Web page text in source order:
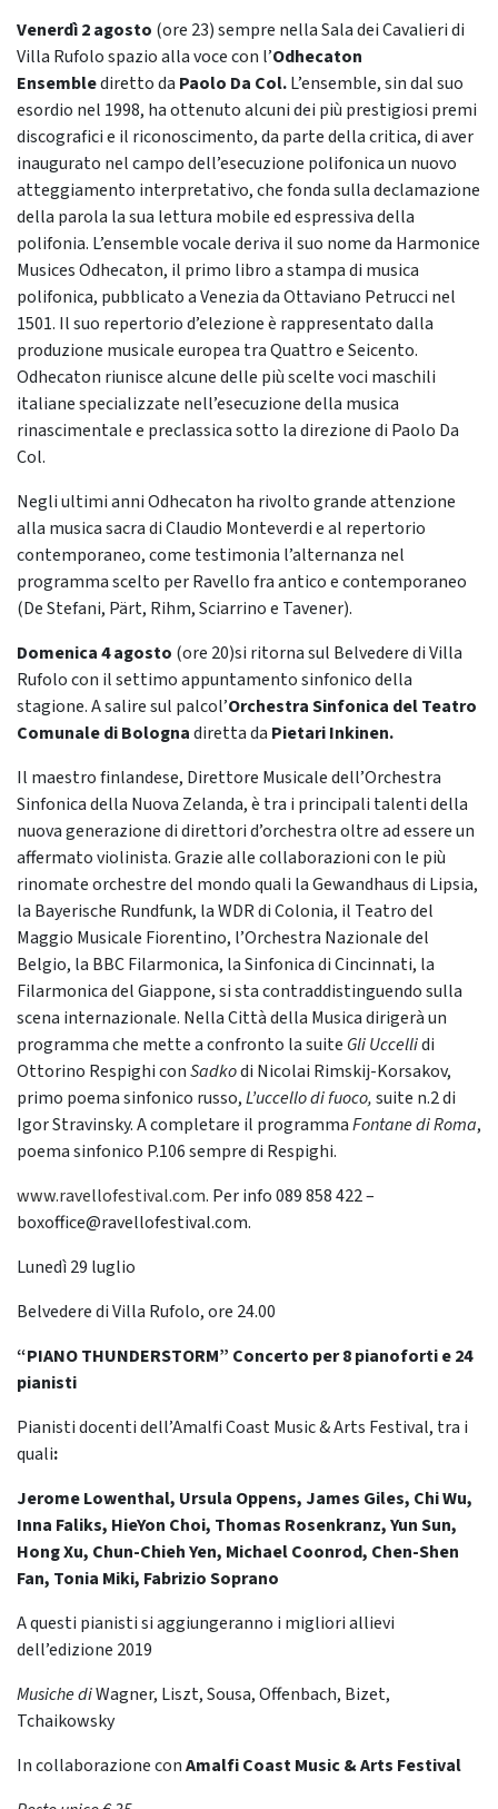
Venerdì 2 agosto (ore 23) sempre nella Sala dei Cavalieri di
Villa Rufolo spazio alla voce con l’Odhecaton
Ensemblediretto da Paolo Da Col.L’ensemble, sin dal suo
esordio nel 1998, ha ottenuto alcuni dei più prestigiosi premi
discografici e il riconoscimento, da parte della critica, di aver
inaugurato nel campo dell’esecuzione polifonica un nuovo
atteggiamento interpretativo, che fonda sulla declamazione
della parola la sua lettura mobile ed espressiva della
polifonia. L’ensemble vocale deriva il suo nome da Harmonice
Musices Odhecaton, il primo libro a stampa di musica
polifonica, pubblicato a Venezia da Ottaviano Petrucci nel
1501. Il suo repertorio d’elezione è rappresentato dalla
produzione musicale europea tra Quattro e Seicento.
Odhecaton riunisce alcune delle più scelte voci maschili
italiane specializzate nell’esecuzione della musica
rinascimentale e preclassica sotto la direzione di Paolo Da
Col.
Negli ultimi anni Odhecaton ha rivolto grande attenzione
alla musica sacra di Claudio Monteverdi e al repertorio
contemporaneo, come testimonia l’alternanza nel
programma scelto per Ravello fra antico e contemporaneo
(De Stefani, Pärt, Rihm, Sciarrino e Tavener).
Domenica 4 agosto (ore 20)si ritorna sul Belvedere di Villa
Rufolo con il settimo appuntamento sinfonico della
stagione. A salire sul palcol’Orchestra Sinfonica del Teatro
Comunale di Bolognadiretta da Pietari Inkinen.
Il maestro finlandese, Direttore Musicale dell’Orchestra
Sinfonica della Nuova Zelanda, è tra i principali talenti della
nuova generazione di direttori d’orchestra oltre ad essere un
affermato violinista. Grazie alle collaborazioni con le più
rinomate orchestre del mondo quali la Gewandhaus di Lipsia,
la Bayerische Rundfunk, la WDR di Colonia, il Teatro del
Maggio Musicale Fiorentino, l’Orchestra Nazionale del
Belgio, la BBC Filarmonica, la Sinfonica di Cincinnati, la
Filarmonica del Giappone, si sta contraddistinguendo sulla
scena internazionale. Nella Città della Musica dirigerà un
programma che mette a confronto la suite Gli Uccellidi
Ottorino Respighi conSadkodi Nicolai Rimskij-Korsakov,
primo poema sinfonico russo,L’uccello di fuoco,suite n.2 di
Igor Stravinsky. A completare il programmaFontane di Roma,
poema sinfonico P.106 sempre di Respighi.
www.ravellofestival.com. Per info 089 858 422 –
boxoffice@ravellofestival.com.
Lunedì 29 luglio
Belvedere di Villa Rufolo, ore 24.00
“PIANO THUNDERSTORM” Concerto per 8 pianoforti e 24
pianisti
Pianisti docenti dell’Amalfi Coast Music & Arts Festival, tra i
quali:
Jerome Lowenthal, Ursula Oppens, James Giles, Chi Wu,
Inna Faliks, HieYon Choi, Thomas Rosenkranz, Yun Sun,
Hong Xu, Chun-Chieh Yen, Michael Coonrod, Chen-Shen
Fan, Tonia Miki, Fabrizio Soprano
A questi pianisti si aggiungeranno i migliori allievi
dell’edizione 2019
Musiche diWagner, Liszt, Sousa, Offenbach, Bizet,
Tchaikowsky
In collaborazione conAmalfi Coast Music & Arts Festival